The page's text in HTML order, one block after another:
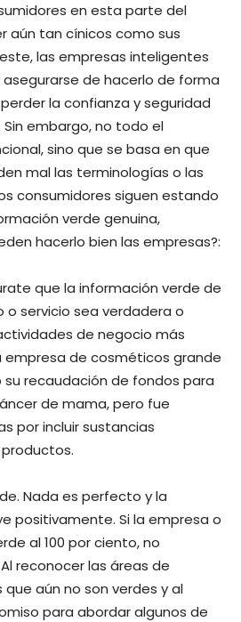
en esta parte del
aún tan cínicos como sus
las empresas inteligentes
de hacerlo de forma
la confianza y seguridad
embargo, no todo el
sino que se basa en que
mal las terminologías o las
consumidores siguen estando
verde genuina,
hacerlo bien las empresas?:
que la información verde de
servicio sea verdadera o
de negocio más
empresa de cosméticos grande
recaudación de fondos para
de mama, pero fue
por incluir sustancias
Nada es perfecto y la
positivamente. Si la empresa o
al 100 por ciento, no
reconocer las áreas de
aún no son verdes y al
para abordar algunos de